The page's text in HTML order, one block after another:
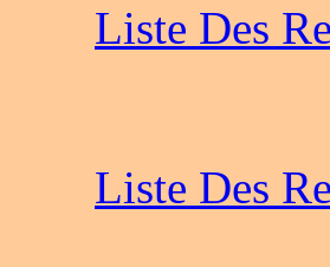
Liste Des
Liste Des